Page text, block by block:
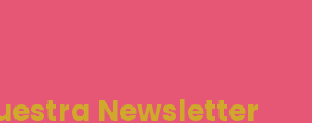
Newsletter